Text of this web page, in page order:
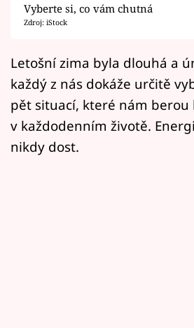
Pořady
Mámy sobě
Přihlášení
Sledujte nás
Vyberte si, co vám chutná
Zdroj: iStock
Letošní zima byla dlouhá a
každý z nás dokáže určitě
pět situací, které nám berou
v každodenním životě.
nikdy dost.